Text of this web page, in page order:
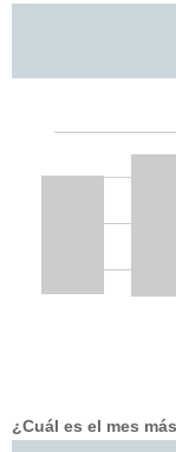
¿Cuál es el mes